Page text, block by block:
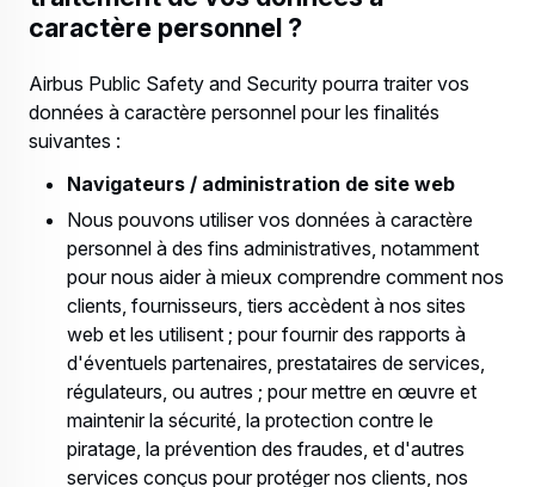
caractère personnel ?
Airbus Public Safety and Security pourra traiter vos
données à caractère personnel pour les finalités
suivantes :
Navigateurs / administration de site web
Nous pouvons utiliser vos données à caractère
personnel à des fins administratives, notamment
pour nous aider à mieux comprendre comment nos
clients, fournisseurs, tiers accèdent à nos sites
web et les utilisent ; pour fournir des rapports à
d'éventuels partenaires, prestataires de services,
régulateurs, ou autres ; pour mettre en œuvre et
maintenir la sécurité, la protection contre le
piratage, la prévention des fraudes, et d'autres
services conçus pour protéger nos clients, nos